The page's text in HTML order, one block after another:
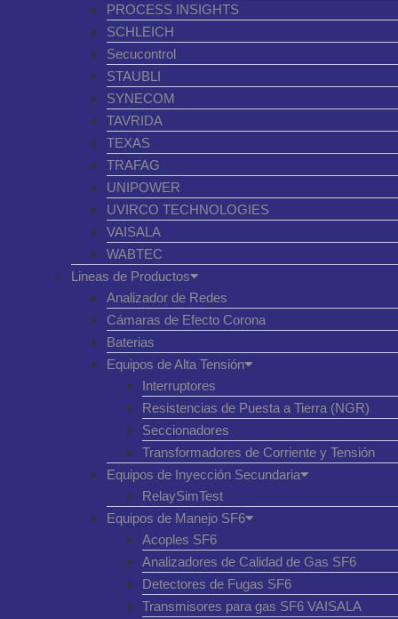
PROCESS INSIGHTS
SCHLEICH
Secucontrol
STAUBLI
SYNECOM
TAVRIDA
TEXAS
TRAFAG
UNIPOWER
UVIRCO TECHNOLOGIES
VAISALA
WABTEC
Lineas de Productos
Analizador de Redes
Cámaras de Efecto Corona
Baterias
Equipos de Alta Tensión
Interruptores
Resistencias de Puesta a Tierra (NGR)
Seccionadores
Transformadores de Corriente y Tensión
Equipos de Inyección Secundaria
RelaySimTest
Equipos de Manejo SF6
Acoples SF6
Analizadores de Calidad de Gas SF6
Detectores de Fugas SF6
Transmisores para gas SF6 VAISALA